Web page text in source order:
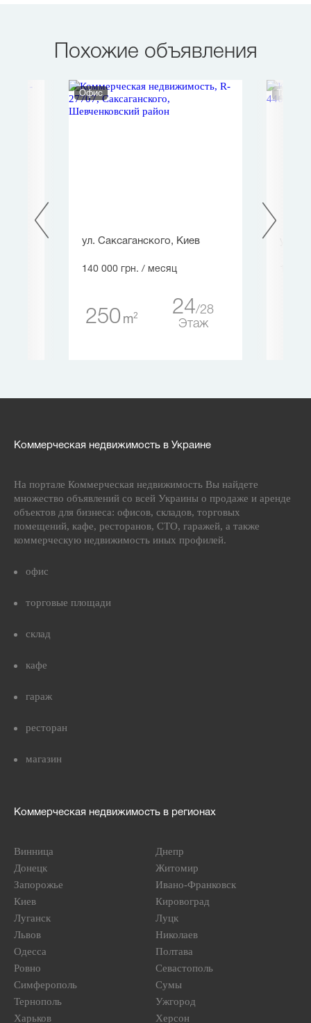
Похожие объявления
Офис
ул. Саксаганского, Киев
140 000 грн. / месяц
250 m2 24 28
Этаж
Коммерческая недвижимость в Украине
На портале Коммерческая недвижимость Вы найдете
множество объявлений со всей Украины о продаже и аренде
объектов для бизнеса: офисов, складов, торговых
помещений, кафе, ресторанов, СТО, гаражей, а также
коммерческую недвижимость иных профилей.
офис
торговые площади
склад
кафе
гараж
ресторан
магазин
Коммерческая недвижимость в регионах
Винница
Днепр
Донецк
Житомир
Запорожье
Ивано-Франковск
Киев
Кировоград
Луганск
Луцк
Львов
Николаев
Одесса
Полтава
Ровно
Севастополь
Симферополь
Сумы
Тернополь
Ужгород
Харьков
Херсон